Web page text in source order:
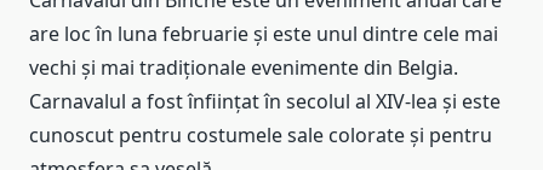
are loc în luna februarie și este unul dintre cele mai
vechi și mai tradiționale evenimente din Belgia.
Carnavalul a fost înființat în secolul al XIV-lea și este
cunoscut pentru costumele sale colorate și pentru